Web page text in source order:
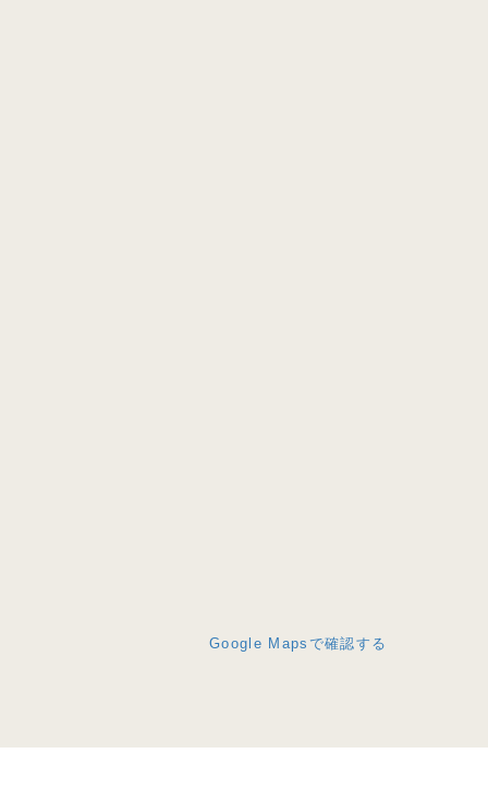
Google Mapsで確認する